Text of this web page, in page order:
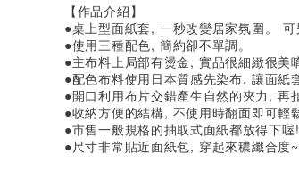
【作品介紹】
●桌上型面紙套, 一秒改變居家氛圍。
●使用三種配色, 簡約卻不單調。
●主布料上局部有燙金, 實品很細緻很美
●配色布料使用日本質感先染布, 讓面紙
●開口利用布片交錯產生自然的夾力, 再
●收納方便的結構, 不使用時翻面即可輕
●市售一般規格的抽取式面紙都放得下
●尺寸非常貼近面紙包, 穿起來穠纖合度